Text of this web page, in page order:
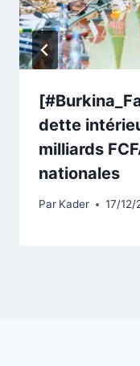
dette
milliards
nationales
Par Kader 17/12/